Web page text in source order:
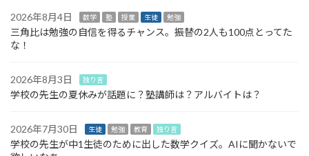
2026年8月4日 数学 塾 授業 生徒 勉強
三角比は勉強の自信を得るチャンス。振替の2人も100点とってた
な！
2026年8月3日 独り言
学校の先生の夏休みが話題に？塾講師は？アルバイトは？
2026年7月30日 生徒 勉強 教育 独り言
学校の先生が中1生徒のために出した数学クイズ。AIに聞かないで